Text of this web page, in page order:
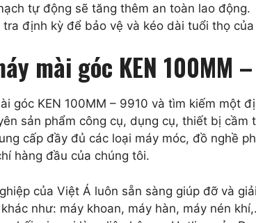
tự động sẽ tăng thêm an toàn lao động.
định kỳ để bảo vệ và kéo dài tuổi thọ của
mài góc KEN 100MM
góc KEN 100MM – 9910 và tìm kiếm một
sản phẩm công cụ, dụng cụ, thiết bị
cấp đầy đủ các loại máy móc, đồ nghề
hàng đầu của chúng tôi.
của Việt Á luôn sẵn sàng giúp đỡ và
như: máy khoan, máy hàn, máy nén